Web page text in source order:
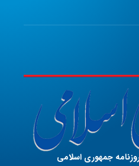
جمهوری اسلامی